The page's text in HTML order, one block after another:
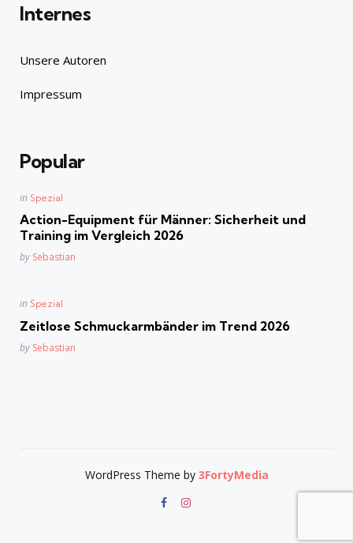
Internes
Unsere Autoren
Impressum
Popular
Posted
in Spezial
Action-Equipment für Männer: Sicherheit und
Training im Vergleich 2026
Posted
by Sebastian
Posted
in Spezial
Zeitlose Schmuckarmbänder im Trend 2026
Posted
by Sebastian
WordPress Theme by 3FortyMedia